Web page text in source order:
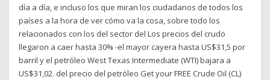
día a día, e incluso los que miran los ciudadanos de todos los
países a la hora de ver cómo va la cosa, sobre todo los
relacionados con los del sector del Los precios del crudo
llegaron a caer hasta 30% -el mayor cayera hasta US$31,5 por
barril y el petróleo West Texas Intermediate (WTI) bajara a
US$31,02. del precio del petróleo Get your FREE Crude Oil (CL)